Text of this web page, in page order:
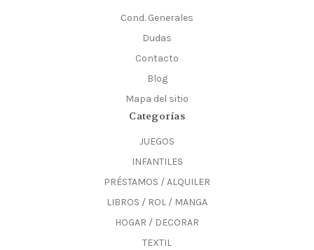
Cond. Generales
Dudas
Contacto
Blog
Mapa del sitio
Categorías
JUEGOS
INFANTILES
PRÉSTAMOS / ALQUILER
LIBROS / ROL / MANGA
HOGAR / DECORAR
TEXTIL